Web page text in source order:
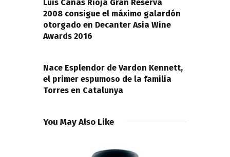
Luis Cañas Rioja Gran Reserva
2008 consigue el máximo galardón
otorgado en Decanter Asia Wine
Awards 2016
Nace Esplendor de Vardon Kennett,
el primer espumoso de la familia
Torres en Catalunya
You May Also Like